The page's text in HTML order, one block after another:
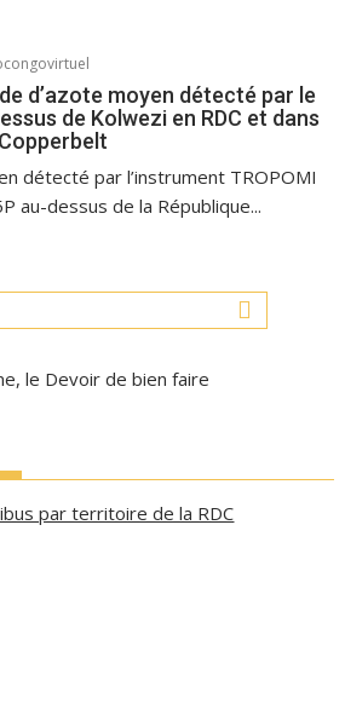
d’azote moyen détecté par le
de Kolwezi en RDC et dans
détecté par l’instrument TROPOMI
au-dessus de la République...
le Devoir de bien faire
par territoire de la RDC